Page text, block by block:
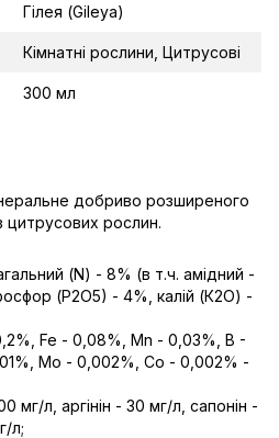
Гілея (Gileya)
Кімнатні рослини, Цитрусові
300 мл
добриво розширеного
цитрусових рослин.
(N) - 8% (в т.ч. амідний -
(P2О5) - 4%, калій (К2О) -
Fe - 0,08%, Mn - 0,03%, B -
Mo - 0,002%, Co - 0,002% -
мг/л, аргінін - 30 мг/л, сапонін -
л;